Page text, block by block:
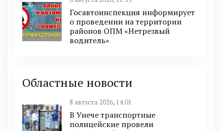
Госавтоинспекция информирует
о проведении на территории
районов ОПМ «Нетрезвый
водитель»
Областные новости
8 августа 2026, 14:01
В Унече транспортные
полицейские провели